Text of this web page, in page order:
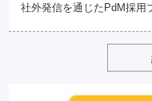
社外発信を通じたPdM採用